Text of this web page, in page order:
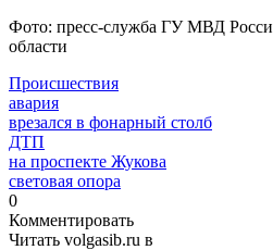
Фото: пресс-служба ГУ МВД
области
Происшествия
авария
врезался в фонарный столб
ДТП
на проспекте Жукова
световая опора
0
Комментировать
Читать volgasib.ru в